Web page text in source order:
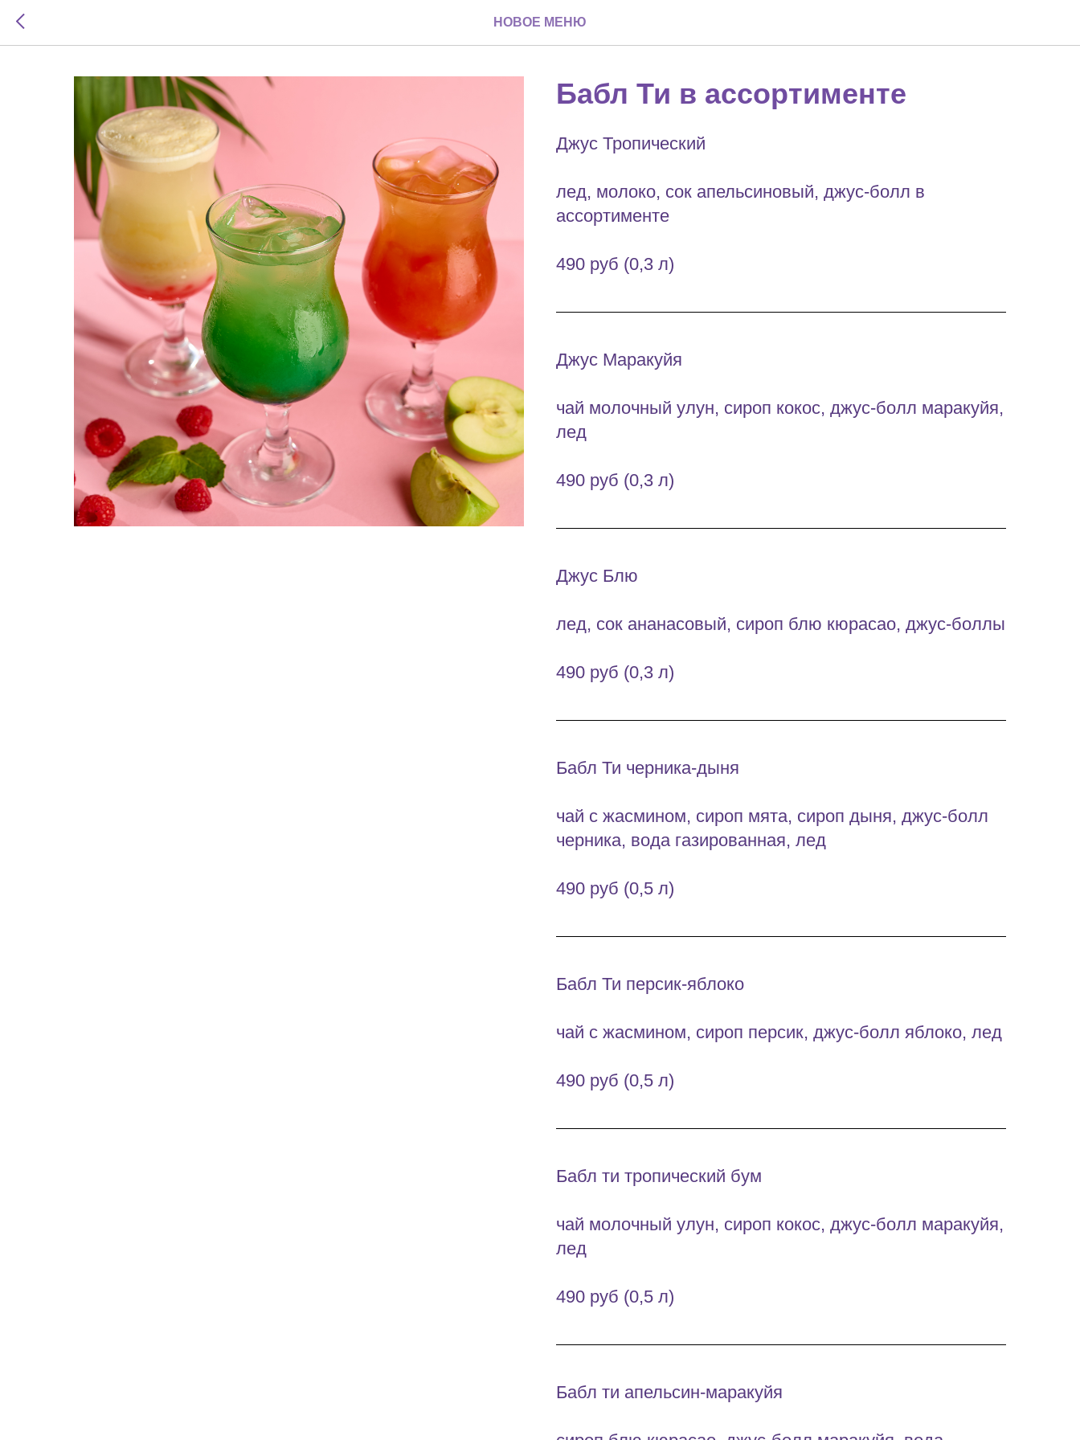
НОВОЕ МЕНЮ
Бабл Ти в ассортименте
Джус Тропический
лед, молоко, сок апельсиновый, джус-болл в
ассортименте
490 руб (0,3 л)
Джус Маракуйя
чай молочный улун, сироп кокос, джус-болл маракуйя,
лед
490 руб (0,3 л)
Джус Блю
лед, сок ананасовый, сироп блю кюрасао, джус-боллы
490 руб (0,3 л)
Бабл Ти черника-дыня
чай с жасмином, сироп мята, сироп дыня, джус-болл
черника, вода газированная, лед
490 руб (0,5 л)
Бабл Ти персик-яблоко
чай с жасмином, сироп персик, джус-болл яблоко, лед
490 руб (0,5 л)
Бабл ти тропический бум
чай молочный улун, сироп кокос, джус-болл маракуйя,
лед
490 руб (0,5 л)
Бабл ти апельсин-маракуйя